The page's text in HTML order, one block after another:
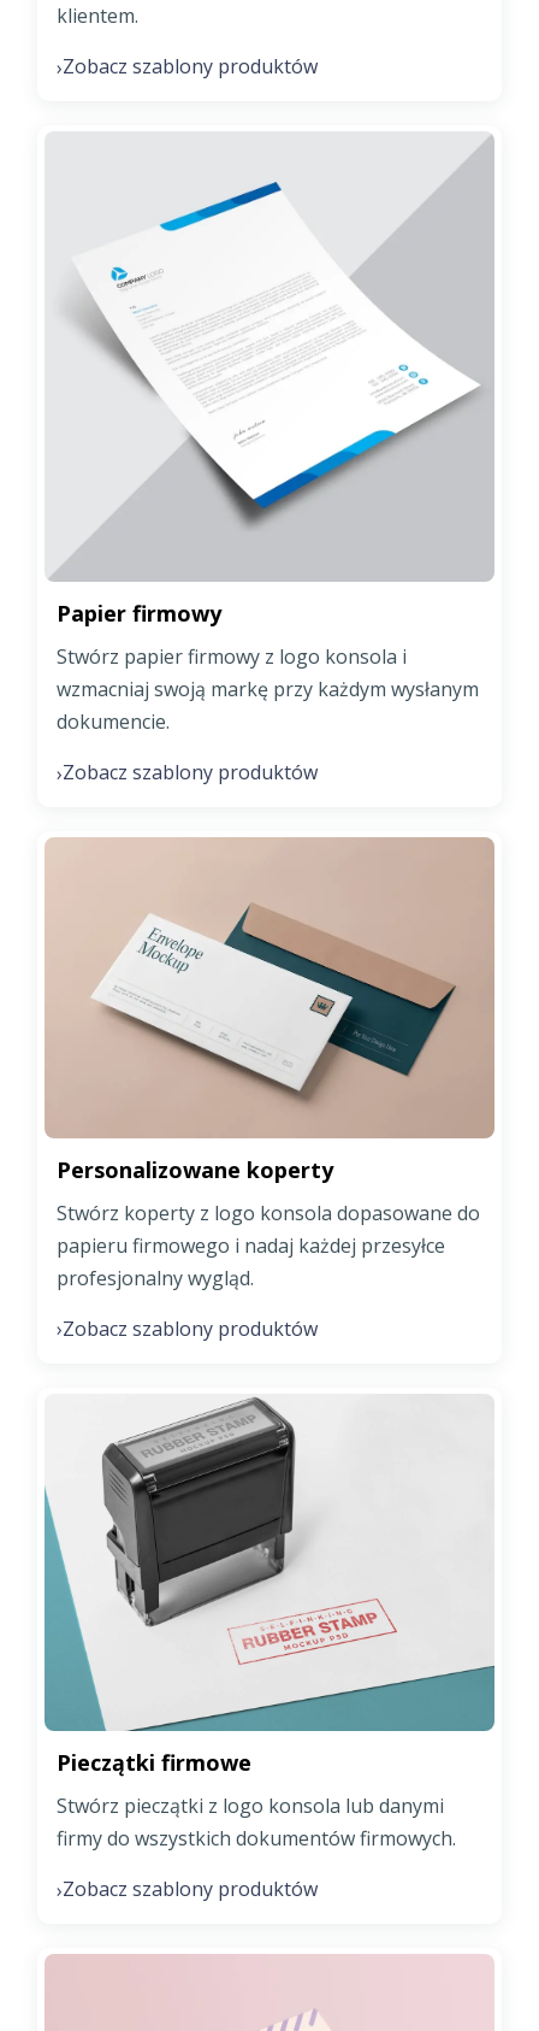
klientem.
›Zobacz szablony produktów
Papier firmowy
Stwórz papier firmowy z logo konsola i
wzmacniaj swoją markę przy każdym wysłanym
dokumencie.
›Zobacz szablony produktów
Personalizowane koperty
Stwórz koperty z logo konsola dopasowane do
papieru firmowego i nadaj każdej przesyłce
profesjonalny wygląd.
›Zobacz szablony produktów
Pieczątki firmowe
Stwórz pieczątki z logo konsola lub danymi
firmy do wszystkich dokumentów firmowych.
›Zobacz szablony produktów